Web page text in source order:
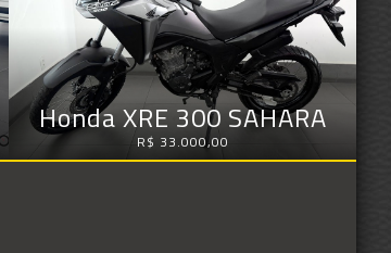
Honda XRE 300 SAHARA
R$ 33.000,00